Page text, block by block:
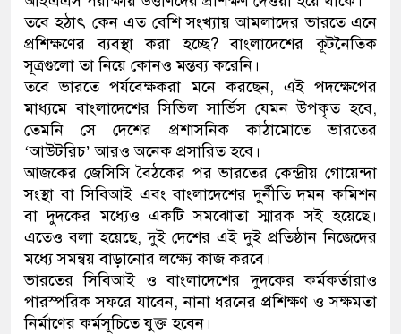
তবে হঠাৎ কেন এত বেশি সংখ্যায় আমলাদের ভারতে এনে
প্রশিক্ষণের ব্যবস্থা করা হচ্ছে? বাংলাদেশের কূটনৈতিক
সূত্রগুলো তা নিয়ে কোনও মন্তব্য করেনি।
তবে ভারতে পর্যবেক্ষকরা মনে করছেন, এই পদক্ষেপের
মাধ্যমে বাংলাদেশের সিভিল সার্ভিস যেমন উপকৃত হবে,
তেমনি সে দেশের প্রশাসনিক কাঠামোতে ভারতের
‘আউটরিচ’ আরও অনেক প্রসারিত হবে।
আজকের জেসিসি বৈঠকের পর ভারতের কেন্দ্রীয় গোয়েন্দা
সংস্থা বা সিবিআই এবং বাংলাদেশের দুর্নীতি দমন কমিশন
বা দুদকের মধ্যেও একটি সমঝোতা স্মারক সই হয়েছে।
এতেও বলা হয়েছে, দুই দেশের এই দুই প্রতিষ্ঠান নিজেদের
মধ্যে সমন্বয় বাড়ানোর লক্ষ্যে কাজ করবে।
ভারতের সিবিআই ও বাংলাদেশের দুদকের কর্মকর্তারাও
পারস্পরিক সফরে যাবেন, নানা ধরনের প্রশিক্ষণ ও সক্ষমতা
নির্মাণের কর্মসূচিতে যুক্ত হবেন।